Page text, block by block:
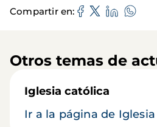
Compartir en
Otros temas de
Iglesia católica
Ir a la página de